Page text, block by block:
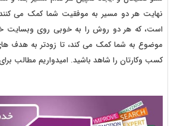
نهایت هر دو مسیر به موفقیت شما کمک می
است، که هر دو روش را به خوبی روی وبسایت
موضوع به شما کمک می کند، تا زودتر به هدف
کسب وکارتان را شاهد باشید. امیدواریم مطالب